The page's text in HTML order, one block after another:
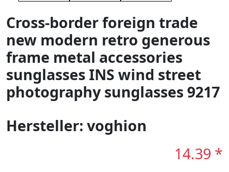
Cross-border foreign trade
new modern retro generous
frame metal accessories
sunglasses INS wind street
photography sunglasses 9217
Hersteller: voghion
14.39 *